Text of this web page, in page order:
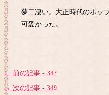
夢二凄い。大正時代のポッ
可愛かった。
← 前の記事 - 347
→ 次の記事 - 349